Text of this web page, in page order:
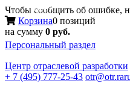
Чтобы сообщить об ошибке,
Корзина0 позиций
на сумму 0 руб.
Персональный раздел
Центр отраслевой разработки
+ 7 (495) 777-25-43
Меню